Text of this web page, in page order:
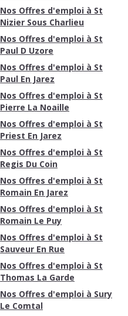
Nos Offres d'emploi à St
Nizier Sous Charlieu
Nos Offres d'emploi à St
Paul D Uzore
Nos Offres d'emploi à St
Paul En Jarez
Nos Offres d'emploi à St
Pierre La Noaille
Nos Offres d'emploi à St
Priest En Jarez
Nos Offres d'emploi à St
Regis Du Coin
Nos Offres d'emploi à St
Romain En Jarez
Nos Offres d'emploi à St
Romain Le Puy
Nos Offres d'emploi à St
Sauveur En Rue
Nos Offres d'emploi à St
Thomas La Garde
Nos Offres d'emploi à Sury
Le Comtal